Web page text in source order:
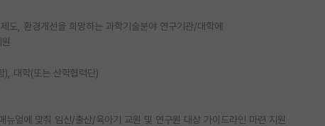
도, 환경개선을 희망하는 과학기술분야 연구기관/대학에
), 대학(또는 산학협력단)
얼에 맞춰 임신/출산/육아기 교원 및 연구원 대상 가이드라인 마련 지원